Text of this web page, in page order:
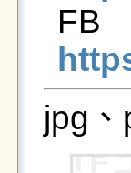
jpg